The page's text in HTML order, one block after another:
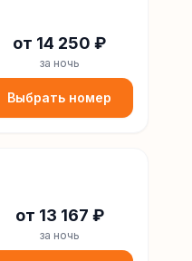
от 14 250 ₽
за ночь
Выбрать номер
от 13 167 ₽
за ночь